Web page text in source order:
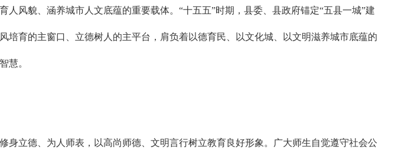
风貌、涵养城市人文底蕴的重要载体。“十五五”时期，县委、县政府锚定“五县一城”建
育的主窗口、立德树人的主平台，肩负着以德育民、以文化城、以文明滋养城市底蕴的
慧。
立德、为人师表，以高尚师德、文明言行树立教育良好形象。广大师生自觉遵守社会公